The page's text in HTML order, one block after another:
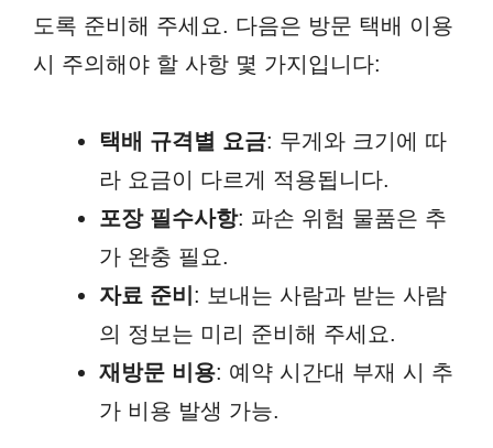
도록 준비해 주세요. 다음은 방문 택배 이용
시 주의해야 할 사항 몇 가지입니다:
택배 규격별 요금: 무게와 크기에 따
라 요금이 다르게 적용됩니다.
포장 필수사항: 파손 위험 물품은 추
가 완충 필요.
자료 준비: 보내는 사람과 받는 사람
의 정보는 미리 준비해 주세요.
재방문 비용: 예약 시간대 부재 시 추
가 비용 발생 가능.